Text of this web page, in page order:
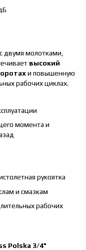
с двумя молотками,
высокий
и повышенную
рабочих циклах.
момента и
рукоятка
и смазкам
рабочих
Polska 3/4"